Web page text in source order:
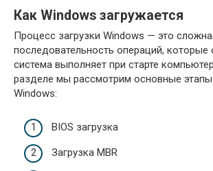
Как Windows загружается
Процесс загрузки Windows — это
последовательность операций, которые
система выполняет при старте
разделе мы рассмотрим основные этапы
Windows:
BIOS загрузка
Загрузка MBR